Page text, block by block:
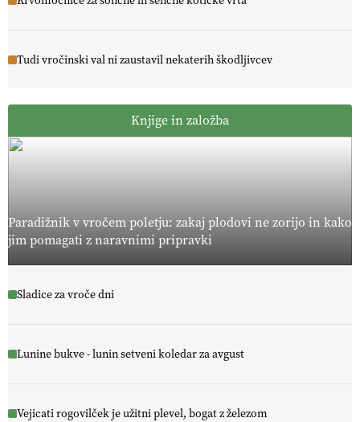
Tudi vročinski val ni zaustavil nekaterih škodljivcev
Knjige in založba
Paradižnik v vročem poletju: zakaj plodovi ne zorijo in kako
jim pomagati z naravnimi pripravki
Sladice za vroče dni
Lunine bukve - lunin setveni koledar za avgust
Vejicati rogovilček je užitni plevel, bogat z železom